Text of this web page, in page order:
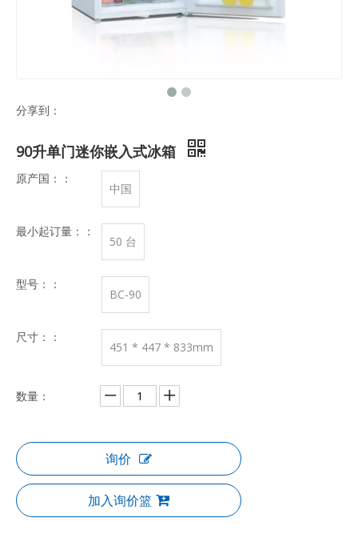
分享到：
90升单门迷你嵌入式冰箱
原产国：：
中国
最小起订量：：
50 台
型号：：
BC-90
尺寸：：
451 * 447 * 833mm
数量：
询价
加入询价篮